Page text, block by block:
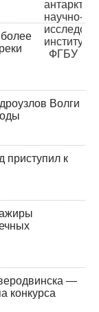
Волги
приступил к
—
конкурса